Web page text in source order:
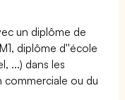
un diplôme de
diplôme d''école
...) dans les
commerciale ou du